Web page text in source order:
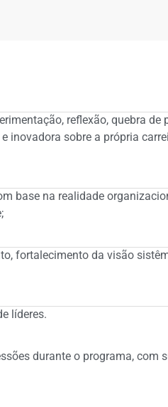
reflexão, quebra de
inovadora sobre a própria
base na realidade
fortalecimento da visão
líderes.
durante o programa, com